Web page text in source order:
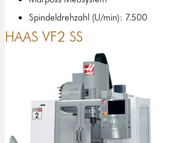
Spindeldrehzahl (U/min): 7.500
HAAS VF2 SS